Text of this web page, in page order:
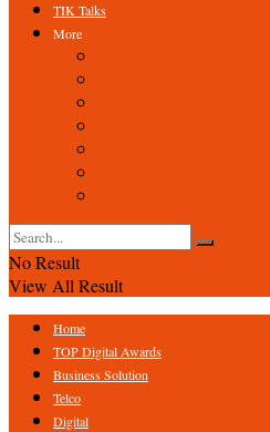
TIK Talks
More
No Result
View All Result
Home
TOP Digital Awards
Business Solution
Telco
Digital